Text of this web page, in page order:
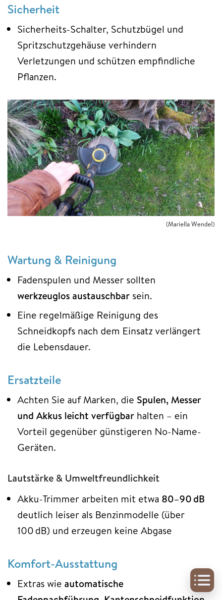
Sicherheit
Sicherheits-Schalter, Schutzbügel und
Spritzschutzgehäuse verhindern
Verletzungen und schützen empfindliche
Pflanzen.
(Mariella Wendel)
Wartung & Reinigung
Fadenspulen und Messer sollten
werkzeuglos austauschbar sein.
Eine regelmäßige Reinigung des
Schneidkopfs nach dem Einsatz verlängert
die Lebensdauer.
Ersatzteile
Achten Sie auf Marken, die Spulen, Messer
und Akkus leicht verfügbar halten – ein
Vorteil gegenüber günstigeren No-Name-
Geräten.
Lautstärke & Umweltfreundlichkeit
Akku-Trimmer arbeiten mit etwa 80–90 dB
deutlich leiser als Benzinmodelle (über
100 dB) und erzeugen keine Abgase
Komfort-Ausstattung
Extras wie automatische